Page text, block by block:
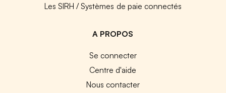
Les SIRH / Systèmes de paie connectés
A PROPOS
Se connecter
Centre d'aide
Nous contacter